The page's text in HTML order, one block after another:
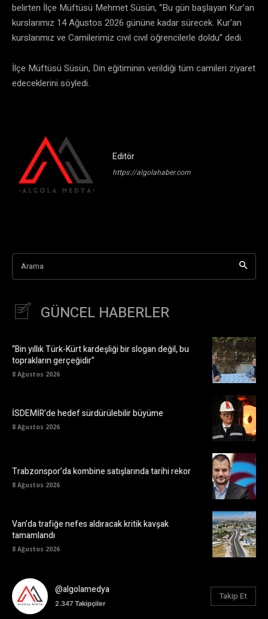
belirten İlçe Müftüsü Mehmet Süsün, “Bu gün başlayan Kur’an
kurslarımız 14 Ağustos 2026 gününe kadar sürecek. Kur’an
kurslarımız ve Camilerimiz cıvıl cıvıl öğrencilerle doldu” dedi.
İlçe Müftüsü Süsün, Din eğitiminin verildiği tüm camileri ziyaret
edeceklerini söyledi.
Editör
https://algolahaber.com
Arama
GÜNCEL HABERLER
“Bin yıllık Türk-Kürt kardeşliği bir slogan değil, bu
toprakların gerçeğidir”
8 Ağustos 2026
İSDEMİR’de hedef sürdürülebilir büyüme
8 Ağustos 2026
Trabzonspor’da kombine satışlarında tarihi rekor
8 Ağustos 2026
Van’da trafiğe nefes aldıracak kritik kavşak
tamamlandı
8 Ağustos 2026
@algolamedya
2.347 Takipçiler
Takip Et